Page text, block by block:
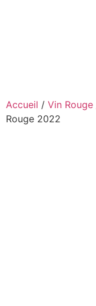
Accueil / Vin Rouge
Rouge 2022